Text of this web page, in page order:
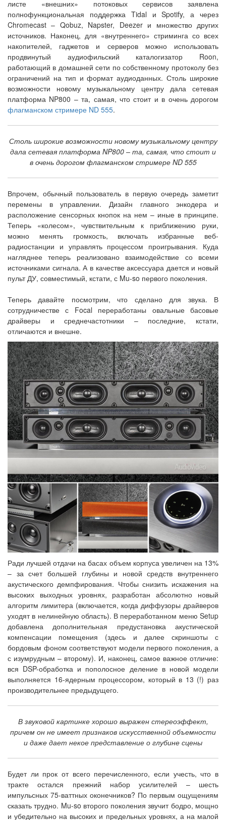
листе «внешних» потоковых сервисов заявлена
полнофункциональная поддержка Tidal и Spotify, а через
Chromecast – Qobuz, Napster, Deezer и множество других
источников. Наконец, для «внутреннего» стриминга со всех
накопителей, гаджетов и серверов можно использовать
продвинутый аудиофильский каталогизатор Roon,
работающий в домашней сети по собственному протоколу без
ограничений на тип и формат аудиоданных. Столь широкие
возможности новому музыкальному центру дала сетевая
платформа NP800 – та, самая, что стоит и в очень дорогом
флагманском стримере ND 555.
Столь широкие возможности новому музыкальному центру
дала сетевая платформа NP800 – та, самая, что стоит и
в очень дорогом флагманском стримере ND 555
Впрочем, обычный пользователь в первую очередь заметит
перемены в управлении. Дизайн главного энкодера и
расположение сенсорных кнопок на нем – иные в принципе.
Теперь «колесом», чувствительным к приближению руки,
можно менять громкость, включать избранные веб-
радиостанции и управлять процессом проигрывания. Куда
нагляднее теперь реализовано взаимодействие со всеми
источниками сигнала. А в качестве аксессуара дается и новый
пульт ДУ, совместимый, кстати, с Mu-so первого поколения.
Теперь давайте посмотрим, что сделано для звука. В
сотрудничестве с Focal переработаны овальные басовые
драйверы и среднечастотники – последние, кстати,
отличаются и внешне.
Ради лучшей отдачи на басах объем корпуса увеличен на 13%
– за счет большей глубины и новой средств внутреннего
акустического демпфирования. Чтобы снизить искажения на
высоких выходных уровнях, разработан абсолютно новый
алгоритм лимитера (включается, когда диффузоры драйверов
уходят в нелинейную область). В переработанном меню Setup
добавлена дополнительная предустановка акустической
компенсации помещения (здесь и далее скриншоты с
бордовым фоном соответствуют модели первого поколения, а
с изумрудным – второму). И, наконец, самое важное отличие:
вся DSP-обработка и пополосное деление в новой модели
выполняется 16-ядерным процессором, который в 13 (!) раз
производительнее предыдущего.
В звуковой картинке хорошо выражен стереоэффект,
причем он не имеет признаков искусственной объемности
и даже дает некое представление о глубине сцены
Будет ли прок от всего перечисленного, если учесть, что в
тракте остался прежний набор усилителей – шесть
импульсных 75-ваттных оконечников? По первым ощущениям
сказать трудно. Mu-so второго поколения звучит бодро, мощно
и убедительно на высоких и предельных уровнях, а на малой